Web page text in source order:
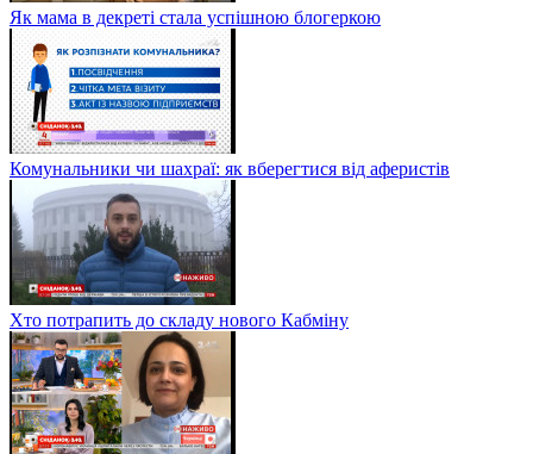
Як мама в декреті стала успішною блогеркою
Комунальники чи шахраї: як вберегтися від аферистів
Хто потрапить до складу нового Кабміну